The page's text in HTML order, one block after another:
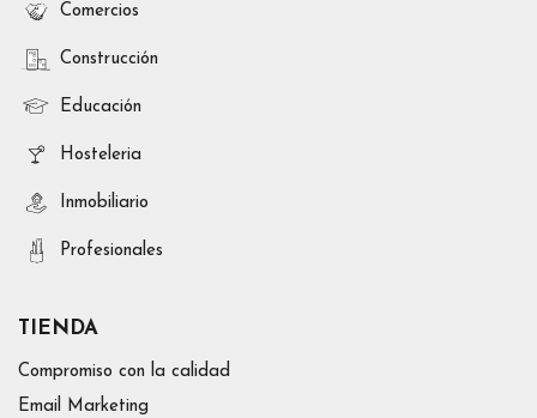
Comercios
Construcción
Educación
Hosteleria
Inmobiliario
Profesionales
TIENDA
Compromiso con la calidad
Email Marketing